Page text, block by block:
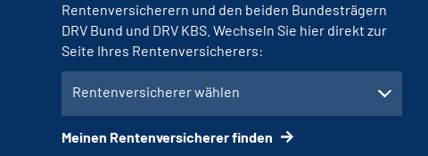
Rentenversicherern und den beiden Bundesträgern
DRV Bund und DRV KBS. Wechseln Sie hier direkt zur
Seite Ihres Rentenversicherers:
Rentenversicherer wählen
Meinen Rentenversicherer finden